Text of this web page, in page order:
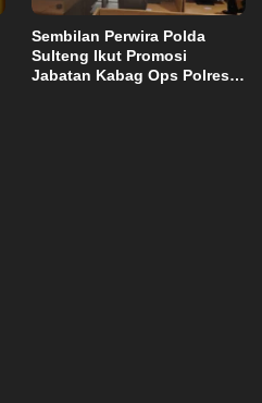
Sembilan Perwira Polda
Sulteng Ikut Promosi
Jabatan Kabag Ops Polres